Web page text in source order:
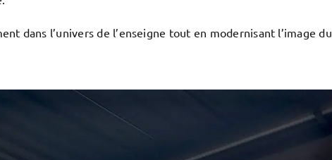
dans l’univers de l’enseigne tout en modernisant l’image du